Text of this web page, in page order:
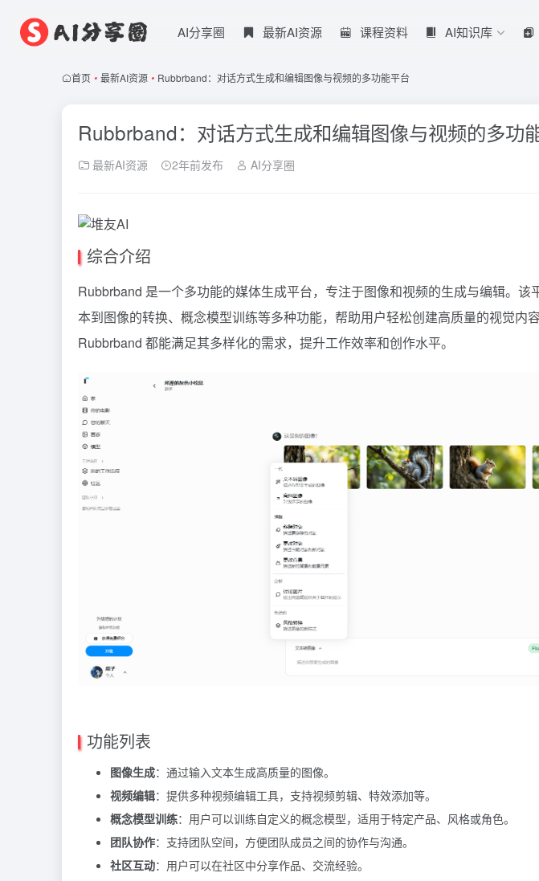
AI分享圈 最新AI资源 课程资料 AI知识库
首页 • 最新AI资源 • Rubbrband：对话方式生成和编辑图像与视频的多功能平台
Rubbrband：对话方式生成和编辑图像与视频的多功
最新AI资源 2年前发布 AI分享圈
综合介绍
Rubbrband 是一个多功能的媒体生成平台，专注于图像和视频的生成与编辑。
本到图像的转换、概念模型训练等多种功能，帮助用户轻松创建高质量的视觉内
Rubbrband 都能满足其多样化的需求，提升工作效率和创作水平。
功能列表
图像生成：通过输入文本生成高质量的图像。
视频编辑：提供多种视频编辑工具，支持视频剪辑、特效添加等。
概念模型训练：用户可以训练自定义的概念模型，适用于特定产品、风格或角色。
团队协作：支持团队空间，方便团队成员之间的协作与沟通。
社区互动：用户可以在社区中分享作品、交流经验。